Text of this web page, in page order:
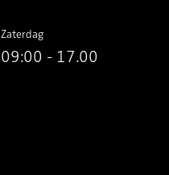
Zaterdag
09:00 - 17.00